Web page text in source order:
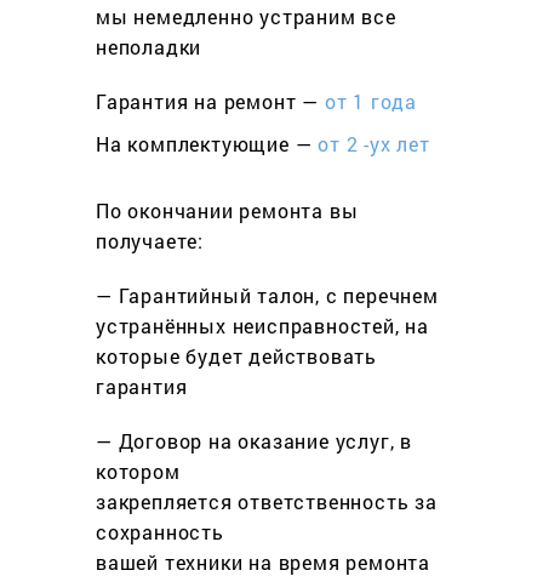
мы немедленно устраним все
неполадки
Гарантия на ремонт — от 1 года
На комплектующие —от 2 -ух лет
По окончании ремонта вы
получаете:
— Гарантийный талон, с перечнем
устранённых неисправностей, на
которые будет действовать
гарантия
— Договор на оказание услуг, в
котором
закрепляется ответственность за
сохранность
вашей техники на время ремонта